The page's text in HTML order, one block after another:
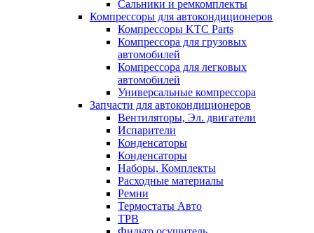
Сальники и ремкомплекты
Компрессоры для автокондиционеров
Компрессоры KTC Parts
Компрессора для грузовых
автомобилей
Компрессора для легковых
автомобилей
Универсальные компрессора
Запчасти для автокондиционеров
Вентиляторы, Эл. двигатели
Испарители
Конденсаторы
Конденсаторы
Наборы, Комплекты
Расходные материалы
Ремни
Термостаты Авто
ТРВ